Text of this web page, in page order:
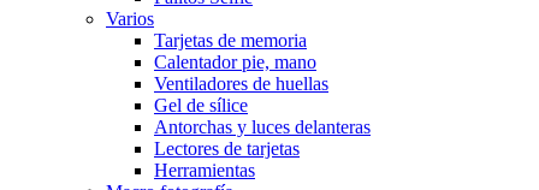
Varios
Tarjetas de memoria
Calentador pie, mano
Ventiladores de huellas
Gel de sílice
Antorchas y luces delanteras
Lectores de tarjetas
Herramientas